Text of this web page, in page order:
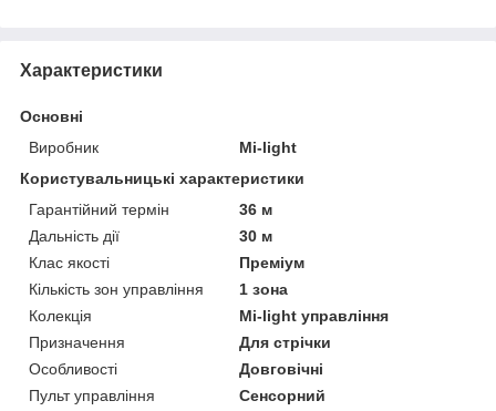
Характеристики
Основні
Виробник
Mi-light
Користувальницькі характеристики
Гарантійний термін
36 м
Дальність дії
30 м
Клас якості
Преміум
Кількість зон управління
1 зона
Колекція
Mi-light управління
Призначення
Для стрічки
Особливості
Довговічні
Пульт управління
Сенсорний